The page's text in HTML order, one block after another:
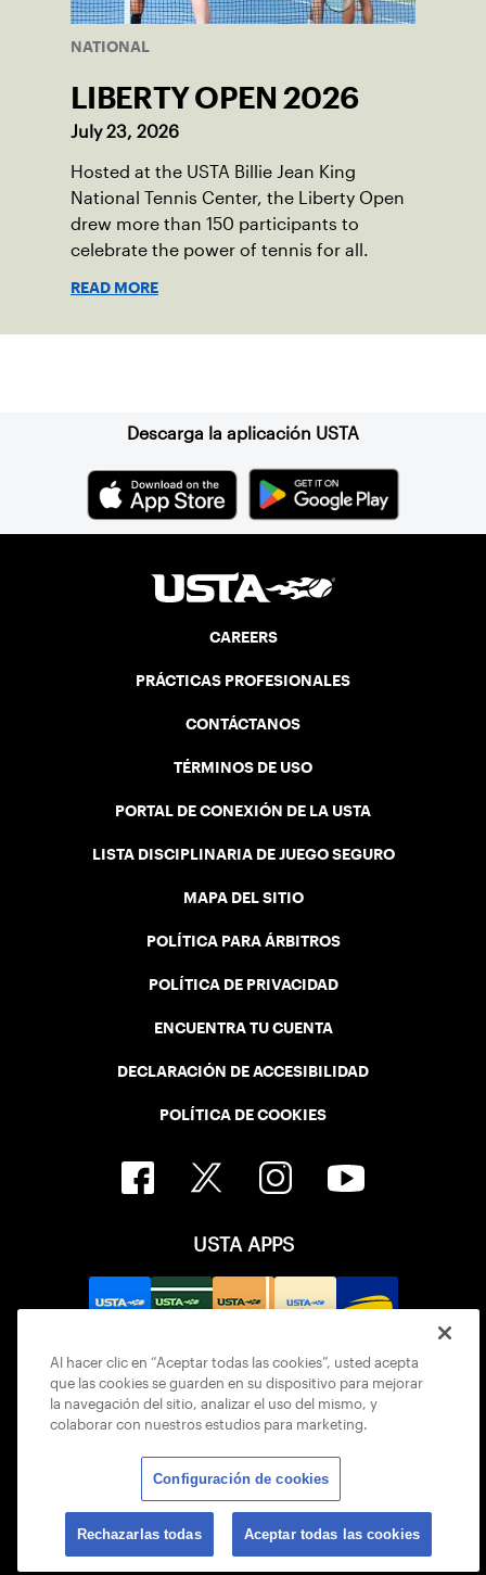
NATIONAL
LIBERTY OPEN 2026
July 23, 2026
Hosted at the USTA Billie Jean King
National Tennis Center, the Liberty Open
drew more than 150 participants to
celebrate the power of tennis for all.
READ MORE
Descarga la aplicación USTA
CAREERS
PRÁCTICAS PROFESIONALES
CONTÁCTANOS
TÉRMINOS DE USO
PORTAL DE CONEXIÓN DE LA USTA
LISTA DISCIPLINARIA DE JUEGO SEGURO
MAPA DEL SITIO
POLÍTICA PARA ÁRBITROS
POLÍTICA DE PRIVACIDAD
ENCUENTRA TU CUENTA
DECLARACIÓN DE ACCESIBILIDAD
POLÍTICA DE COOKIES
USTA APPS
© 2026 USTA ALL RIGHTS RESERVED
Al hacer clic en “Aceptar todas las cookies”, usted acepta
que las cookies se guarden en su dispositivo para mejorar
la navegación del sitio, analizar el uso del mismo, y
colaborar con nuestros estudios para marketing.
Configuración de cookies
Rechazarlas todas Aceptar todas las cookies